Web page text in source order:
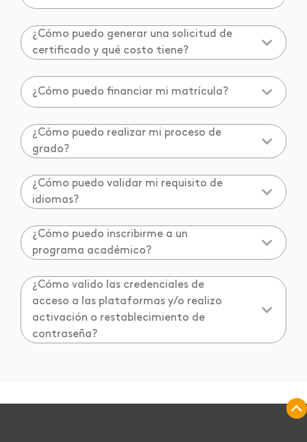
¿Cómo puedo generar una solicitud de
certificado y qué costo tiene?
¿Cómo puedo financiar mi matrícula?
¿Cómo puedo realizar mi proceso de
grado?
¿Cómo puedo validar mi requisito de
idiomas?
¿Cómo puedo inscribirme a un
programa académico?
¿Cómo valido las credenciales de
acceso a las plataformas y/o realizo
activación o restablecimiento de
contraseña?